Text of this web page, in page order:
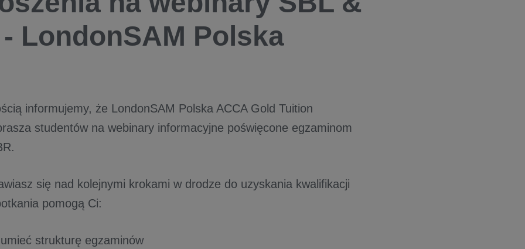
LondonSAM Polska
informujemy, że LondonSAM Polska ACCA Gold Tuition
studentów na webinary informacyjne poświęcone egzaminom
się nad kolejnymi krokami w drodze do uzyskania kwalifikacji
pomogą Ci:
strukturę egzaminów